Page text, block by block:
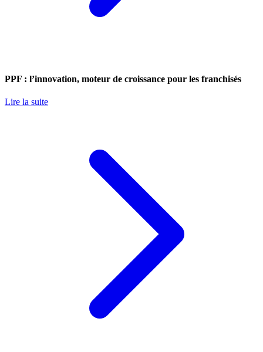
PPF : l’innovation, moteur de croissance pour les franchisés
Lire la suite